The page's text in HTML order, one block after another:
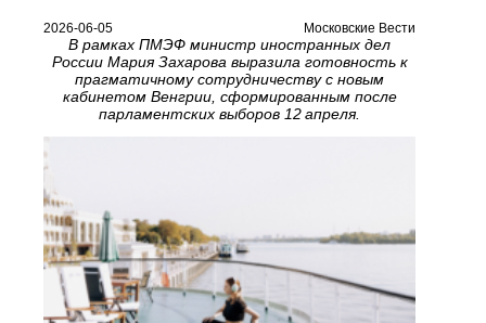
2026-06-05 Московские Вести
В рамках ПМЭФ министр иностранных дел
России Мария Захарова выразила готовность к
прагматичному сотрудничеству с новым
кабинетом Венгрии, сформированным после
парламентских выборов 12 апреля.